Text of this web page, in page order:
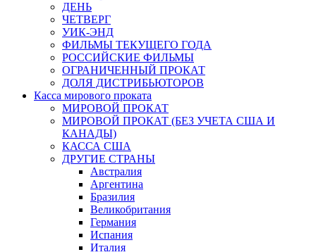
ДЕНЬ
ЧЕТВЕРГ
УИК-ЭНД
ФИЛЬМЫ ТЕКУЩЕГО ГОДА
РОССИЙСКИЕ ФИЛЬМЫ
ОГРАНИЧЕННЫЙ ПРОКАТ
ДОЛЯ ДИСТРИБЬЮТОРОВ
Касса мирового проката
МИРОВОЙ ПРОКАТ
МИРОВОЙ ПРОКАТ (БЕЗ УЧЕТА США И
КАНАДЫ)
КАССА США
ДРУГИЕ СТРАНЫ
Австралия
Аргентина
Бразилия
Великобритания
Германия
Испания
Италия